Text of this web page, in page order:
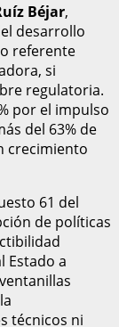
Béjar,
desarrollo
referente
si
regulatoria.
por el impulso
del 63% de
crecimiento
61 del
de políticas
Estado a
técnicos ni